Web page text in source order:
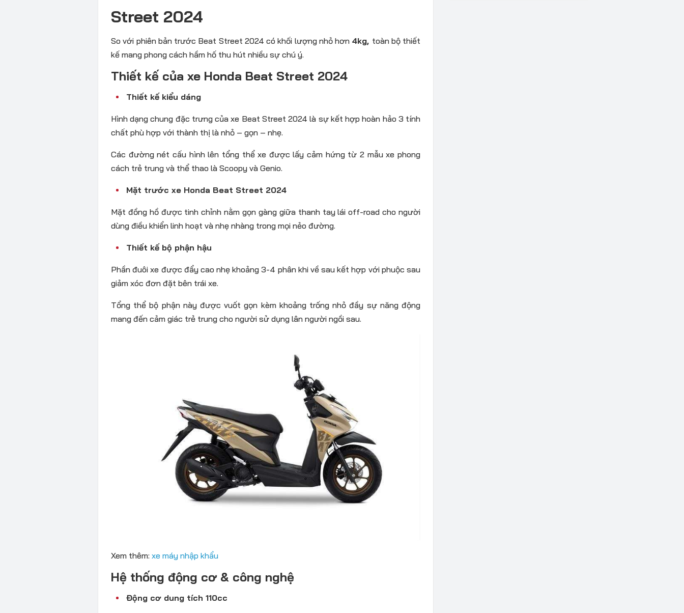
Street 2024
So với phiên bản trước Beat Street 2024 có khối lượng nhỏ hơn 4kg, toàn bộ thiết
kế mang phong cách hầm hố thu hút nhiều sự chú ý.
Thiết kế của xe Honda Beat Street 2024
Thiết kế kiểu dáng
Hình dạng chung đặc trưng của xe Beat Street 2024 là sự kết hợp hoàn hảo 3 tính
chất phù hợp với thành thị là nhỏ – gọn – nhẹ.
Các đường nét cấu hình lên tổng thể xe được lấy cảm hứng từ 2 mẫu xe phong
cách trẻ trung và thể thao là Scoopy và Genio.
Mặt trước xe Honda Beat Street 2024
Mặt đồng hồ được tinh chỉnh nằm gọn gàng giữa thanh tay lái off-road cho người
dùng điều khiển linh hoạt và nhẹ nhàng trong mọi nẻo đường.
Thiết kế bộ phận hậu
Phần đuôi xe được đẩy cao nhẹ khoảng 3-4 phân khi về sau kết hợp với phuộc sau
giảm xóc đơn đặt bên trái xe.
Tổng thể bộ phận này được vuốt gọn kèm khoảng trống nhỏ đầy sự năng động
mang đến cảm giác trẻ trung cho người sử dụng lân người ngồi sau.
Xem thêm: xe máy nhập khẩu
Hệ thống động cơ & công nghệ
Động cơ dung tích 110cc